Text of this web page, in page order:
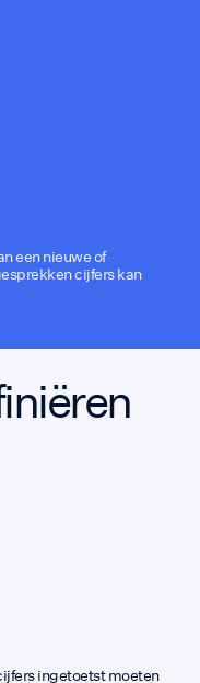
een nieuwe of
cijfers kan
ingetoetst moeten